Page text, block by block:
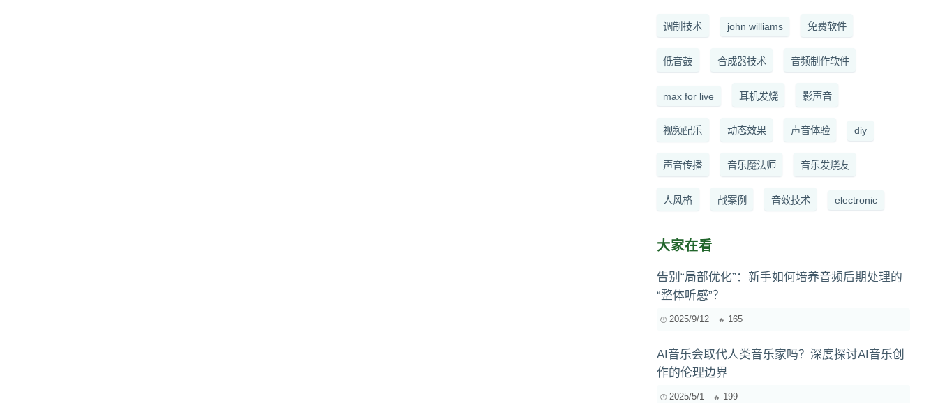
调制技术 john williams 免费软件
低音鼓 合成器技术 音频制作软件
max for live 耳机发烧 影声音
视频配乐 动态效果 声音体验 diy
声音传播 音乐魔法师 音乐发烧友
人风格 战案例 音效技术 electronic
大家在看
告别“局部优化”：新手如何培养音频后期处理的
“整体听感”？
2025/9/12 165
AI音乐会取代人类音乐家吗？深度探讨AI音乐创
作的伦理边界
2025/5/1 199